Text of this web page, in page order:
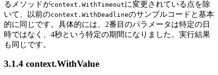
るメソッドがcontext.WithTimeoutに変更されている点を除
いて、以前のcontext.WithDeadlineのサンプルコードと基本
的に同じです。具体的には、2番目のパラメータは特定の日
時ではなく、4秒という特定の期間になりました。実行結果
も同じです。
3.1.4 context.WithValue